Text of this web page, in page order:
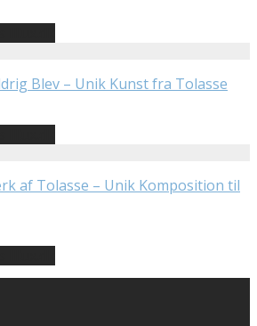
Blev – Unik Kunst fra Tolasse
af Tolasse – Unik Komposition til